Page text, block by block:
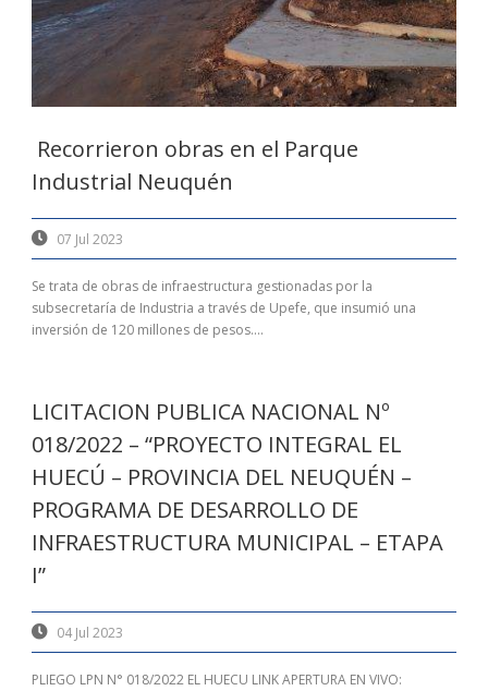
Recorrieron obras en el Parque
Industrial Neuquén
07 Jul 2023
Se trata de obras de infraestructura gestionadas por la
subsecretaría de Industria a través de Upefe, que insumió una
inversión de 120 millones de pesos....
LICITACION PUBLICA NACIONAL Nº
018/2022 – “PROYECTO INTEGRAL EL
HUECÚ – PROVINCIA DEL NEUQUÉN –
PROGRAMA DE DESARROLLO DE
INFRAESTRUCTURA MUNICIPAL – ETAPA
I”
04 Jul 2023
PLIEGO LPN N° 018/2022 EL HUECU LINK APERTURA EN VIVO: